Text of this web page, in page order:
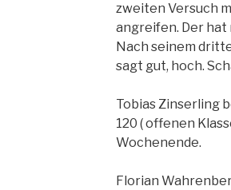
zweiten Versuch
angreifen. Der hat
Nach seinem
sagt gut, hoch.
Tobias Zinserling
120 ( offenen
Wochenende.
Florian